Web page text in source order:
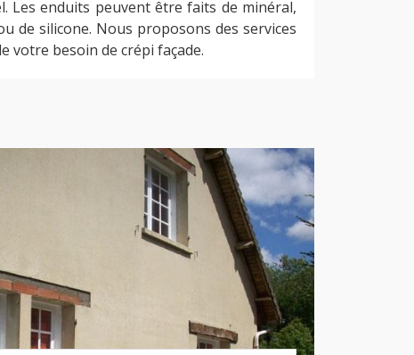
Les enduits peuvent être faits de minéral,
de silicone. Nous proposons des services
votre besoin de crépi façade.